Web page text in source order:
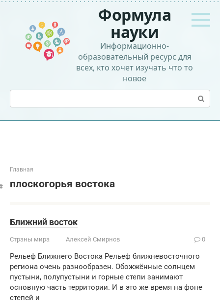
Перейти
контенту
Формула
науки
Информационно-
образовательный ресурс для
всех, кто хочет изучать что то
новое
Поиск:
Главная
плоскогорья востока
Ближний восток
Страны мира Алексей Смирнов 0
Рельеф Ближнего Востока Рельеф ближневосточного
региона очень разнообразен. Обожжённые солнцем
пустыни, полупустыни и горные степи занимают
основную часть территории. И в это же время на фоне
степей и